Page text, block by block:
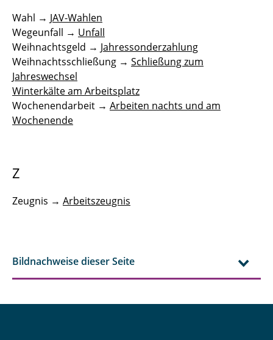
Wahl → JAV-Wahlen
Wegeunfall → Unfall
Weihnachtsgeld → Jahressonderzahlung
Weihnachtsschließung → Schließung zum
Jahreswechsel
Winterkälte am Arbeitsplatz
Wochenendarbeit → Arbeiten nachts und am
Wochenende
Z
Zeugnis → Arbeitszeugnis
Bildnachweise dieser Seite